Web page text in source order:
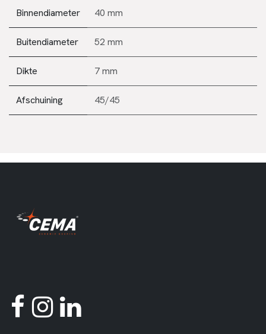
Binnendiameter 40 mm
Buitendiameter 52 mm
Dikte 7 mm
Afschuining 45/45